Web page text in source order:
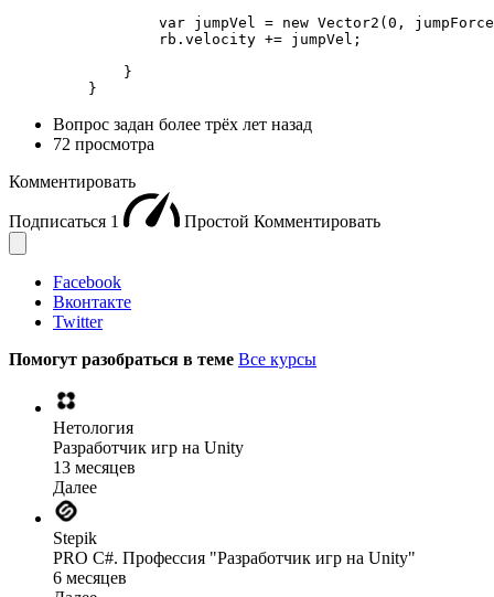
var jumpVel = new Vector2(0,
                 rb.velocity += jumpVel;
             }
         }
Вопрос задан более трёх лет назад
72 просмотра
Комментировать
Подписаться 1 Простой Комментировать
Facebook
Вконтакте
Twitter
Помогут разобраться в теме Все курсы
Нетология
Разработчик игр на Unity
13 месяцев
Далее
Stepik
PRO C#. Профессия "Разработчик игр на Unity"
6 месяцев